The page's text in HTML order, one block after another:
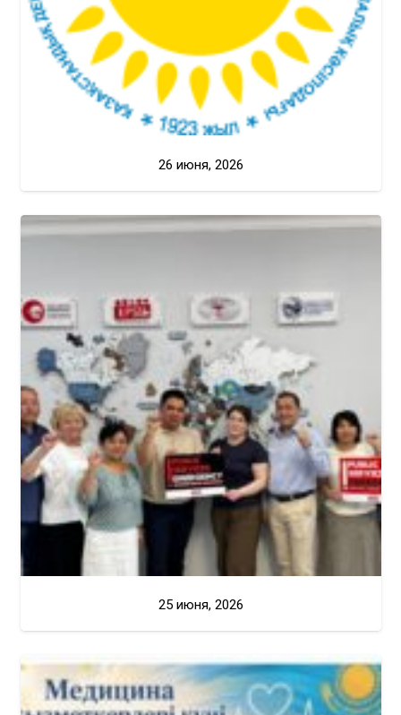
26 июня, 2026
25 июня, 2026